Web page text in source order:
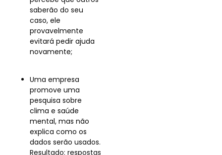
saberão do seu
caso, ele
provavelmente
evitará pedir ajuda
novamente;
Uma empresa
promove uma
pesquisa sobre
clima e saúde
mental, mas não
explica como os
dados serão usados.
Resultado: respostas